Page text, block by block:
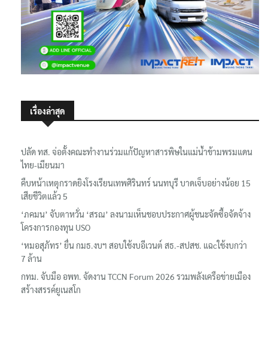
เรื่องล่าสุด
ปลัด ทส. จ่อตั้งคณะทำงานร่วมแก้ปัญหาสารพิษในแม่น้ำข้ามพรมแดน
ไทย-เมียนมา
คืบหน้าเหตุกราดยิงโรงเรียนเทพศิรินทร์ นนทบุรี บาดเจ็บอย่างน้อย 15
เสียชีวิตแล้ว 5
‘ภคมน’ จับตาหวั่น ‘สรณ’ ลงนามเห็นชอบประกาศผู้ชนะจัดซื้อจัดจ้าง
โครงการกองทุน USO
‘หมอสุภัทร’ ยื่น กมธ.งบฯ สอบใช้งบอีเวนต์ สธ.-สปสช. แฉcใช้งบกว่า
7 ล้าน
กทม. จับมือ อพท. จัดงาน TCCN Forum 2026 รวมพลังเครือข่ายเมือง
สร้างสรรค์ยูเนสโก